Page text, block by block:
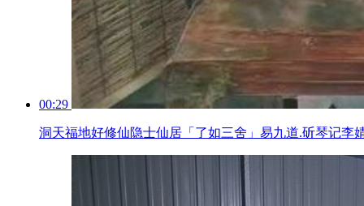
00:29
洞天福地好修仙隐士仙居「了如三舍」易九道.斫琴记李